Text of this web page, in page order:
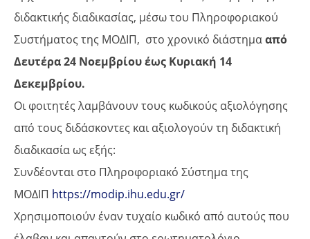
διδακτικής διαδικασίας, μέσω του Πληροφοριακού
Συστήματος της ΜΟΔΙΠ, στο χρονικό διάστημααπό
Δευτέρα 24 Νοεμβρίου έως Κυριακή 14
Δεκεμβρίου.
Οι φοιτητές λαμβάνουν τους κωδικούς αξιολόγησης
από τους διδάσκοντες και αξιολογούν τη διδακτική
διαδικασία ως εξής:
Συνδέονται στο Πληροφοριακό Σύστημα της
ΜΟΔΙΠ https://modip.ihu.edu.gr/
Χρησιμοποιούν έναν τυχαίο κωδικό από αυτούς που